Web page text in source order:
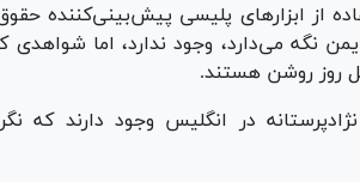
از ابزار‌های پلیسی پیش‌بینی‌کننده
نگه می‌دارد، وجود ندارد، اما شواهدی
روز روشن هستند.
در انگلیس وجود دارند که